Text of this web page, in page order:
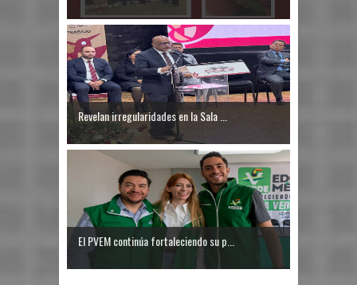
Revelan irregularidades en la Sala ...
El PVEM continúa fortaleciendo su p...